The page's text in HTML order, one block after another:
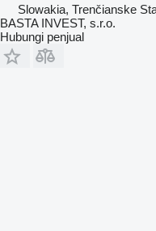
Slowakia, Trenčianske
BASTA INVEST, s.r.o.
Hubungi penjual